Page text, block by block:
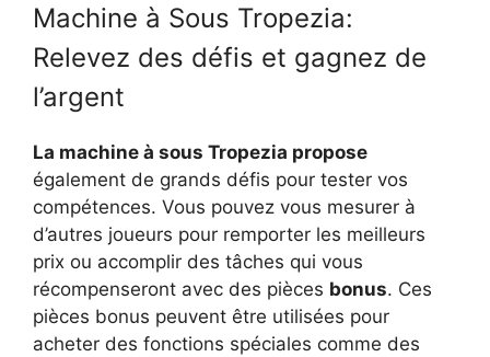
Machine à Sous Tropezia:
Relevez des défis et gagnez de
l’argent
La machine à sous Tropezia propose
également de grands défis pour tester vos
compétences. Vous pouvez vous mesurer à
d’autres joueurs pour remporter les meilleurs
prix ou accomplir des tâches qui vous
récompenseront avec des pièces bonus. Ces
pièces bonus peuvent être utilisées pour
acheter des fonctions spéciales comme des